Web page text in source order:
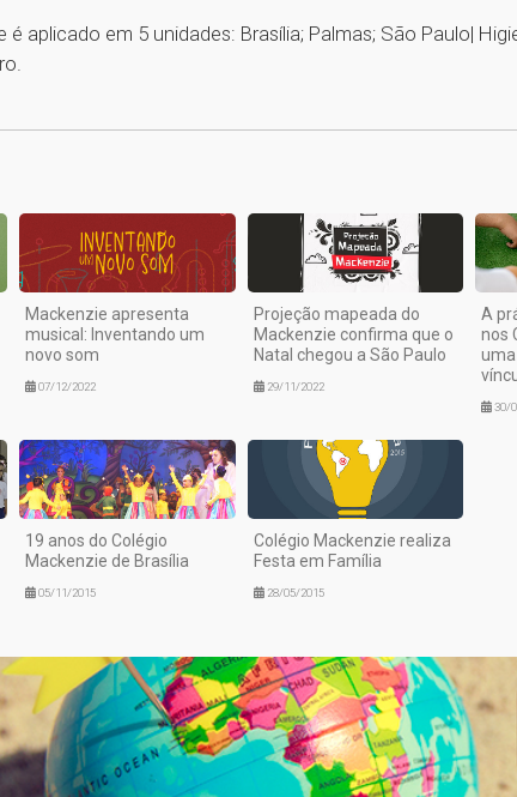
aplicado em 5 unidades: Brasília; Palmas; São Paulo|
Mackenzie apresenta
musical: Inventando um
novo som
07/12/2022
Projeção mapeada do
Mackenzie confirma que o
Natal chegou a São Paulo
29/11/2022
A
nos
30/
19 anos do Colégio
Mackenzie de Brasília
05/11/2015
Colégio Mackenzie realiza
Festa em Família
28/05/2015